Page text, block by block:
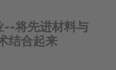
--将先进材料与
结合起来